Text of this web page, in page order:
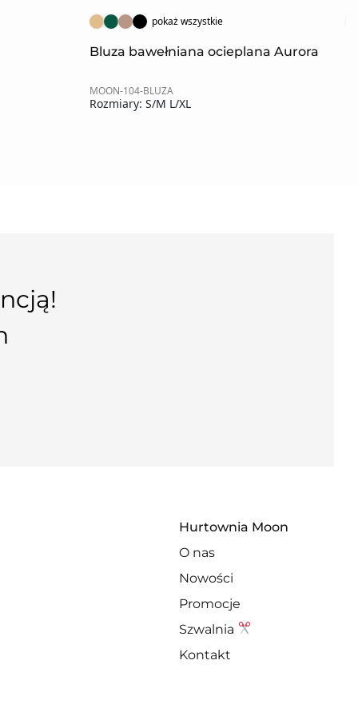
pokaż wszystkie
Bluza bawełniana ocieplana Aurora
MOON-104-BLUZA
Rozmiary: S/M L/XL
Hurtownia Moon
O nas
Nowości
Promocje
Szwalnia
Kontakt